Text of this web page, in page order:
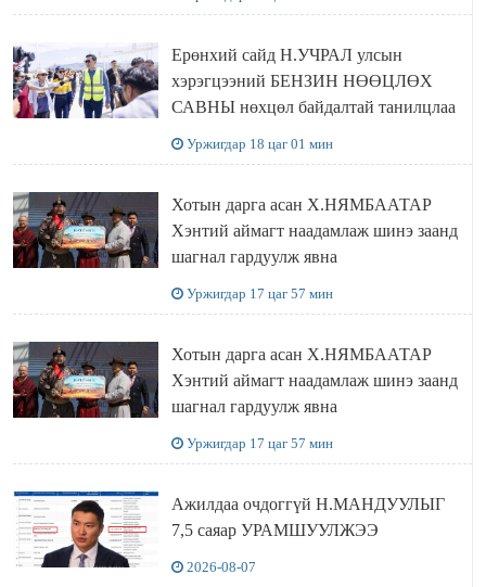
Ерөнхий сайд Н.УЧРАЛ улсын
хэрэгцээний БЕНЗИН НӨӨЦЛӨХ
САВНЫ нөхцөл байдалтай танилцлаа
Уржигдар 18 цаг 01 мин
Хотын дарга асан Х.НЯМБААТАР
Хэнтий аймагт наадамлаж шинэ заанд
шагнал гардуулж явна
Уржигдар 17 цаг 57 мин
Хотын дарга асан Х.НЯМБААТАР
Хэнтий аймагт наадамлаж шинэ заанд
шагнал гардуулж явна
Уржигдар 17 цаг 57 мин
Ажилдаа очдоггүй Н.МАНДУУЛЫГ
7,5 саяар УРАМШУУЛЖЭЭ
2026-08-07